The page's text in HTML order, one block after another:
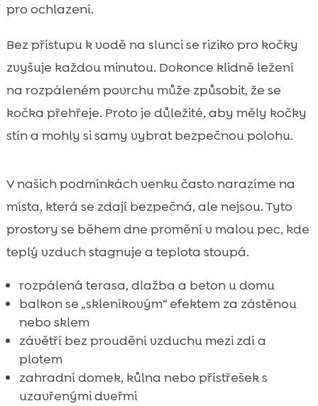
pro ochlazení.
Bez přístupu k vodě na slunci se riziko pro kočky
zvyšuje každou minutou. Dokonce klidně ležení
na rozpáleném povrchu může způsobit, že se
kočka přehřeje. Proto je důležité, aby měly kočky
stín a mohly si samy vybrat bezpečnou polohu.
V našich podmínkách venku často narazíme na
místa, která se zdají bezpečná, ale nejsou. Tyto
prostory se během dne promění v malou pec, kde
teplý vzduch stagnuje a teplota stoupá.
rozpálená terasa, dlažba a beton u domu
balkon se „skleníkovým“ efektem za zástěnou
nebo sklem
závětří bez proudění vzduchu mezi zdí a
plotem
zahradní domek, kůlna nebo přístřešek s
uzavřenými dveřmi